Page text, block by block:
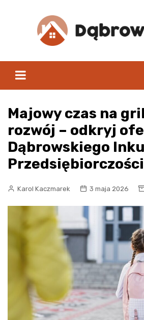
Majowy czas na
rozwój – odkryj
Dąbrowskiego
Karol Kaczmarek 3 maja 2026